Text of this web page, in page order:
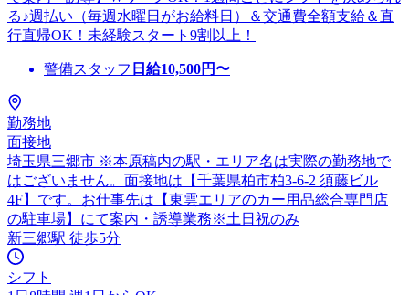
る♪週払い（毎週水曜日がお給料日）＆交通費全額支給＆直
行直帰OK！未経験スタート9割以上！
警備スタッフ 日給10,500円〜
勤務地
面接地
埼玉県三郷市 ※本原稿内の駅・エリア名は実際の勤務地で
はございません。面接地は【千葉県柏市柏3-6-2 須藤ビル
4F】です。お仕事先は【東雲エリアのカー用品総合専門店
の駐車場】にて案内・誘導業務※土日祝のみ
新三郷駅 徒歩5分
シフト